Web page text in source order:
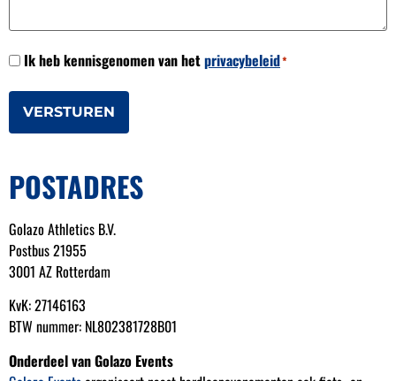
Toestemming
Ik heb kennisgenomen van hetprivacybeleid*
POSTADRES
Golazo Athletics B.V.
Postbus 21955
3001 AZ Rotterdam
KvK: 27146163
BTW nummer: NL802381728B01
Onderdeel van Golazo Events